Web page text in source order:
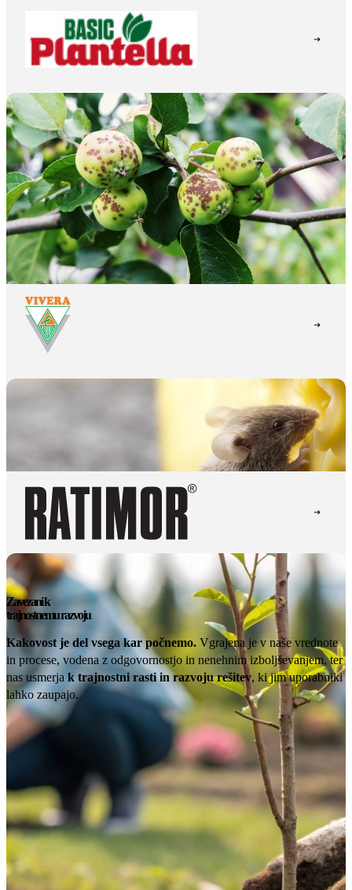
Zavezani k
trajnostnemu razvoju
Kakovost je del vsega kar počnemo. Vgrajena je v naše vrednote
in procese, vodena z odgovornostjo in nenehnim izboljševanjem, ter
nas usmerja k trajnostni rasti in razvoju rešitev, ki jim uporabniki
lahko zaupajo.